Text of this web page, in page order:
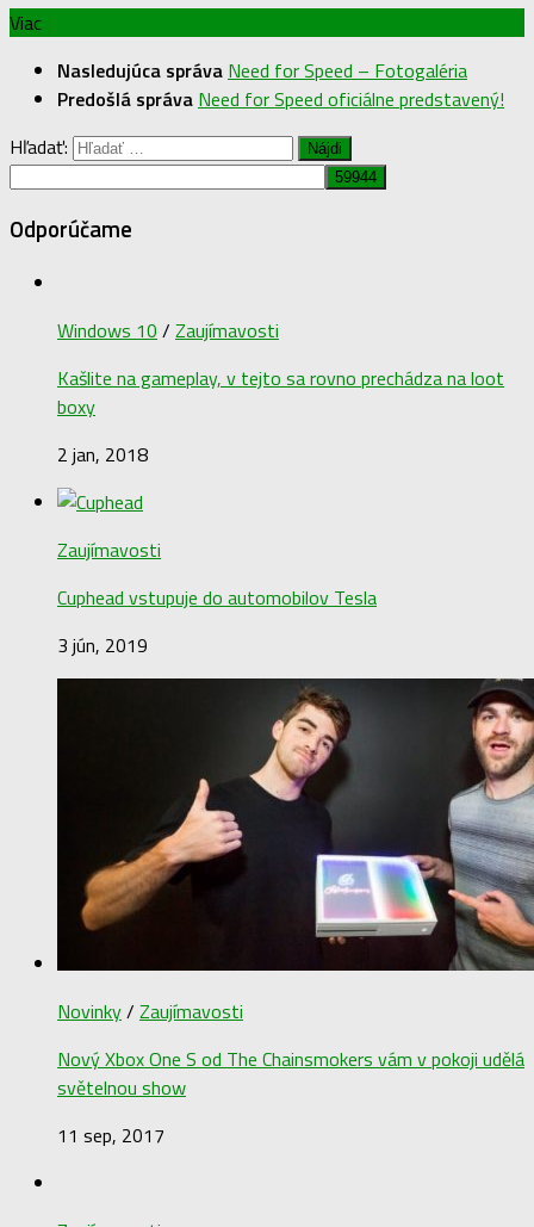
Viac
Nasledujúca správa Need for Speed – Fotogaléria
Predošlá správa Need for Speed oficiálne predstavený!
Hľadať:
Odporúčame
Windows 10 / Zaujímavosti
Kašlite na gameplay, v tejto sa rovno prechádza na loot
boxy
2 jan, 2018
Zaujímavosti
Cuphead vstupuje do automobilov Tesla
3 jún, 2019
Novinky/ Zaujímavosti
Nový Xbox One S od The Chainsmokers vám v pokoji udělá
světelnou show
11 sep, 2017